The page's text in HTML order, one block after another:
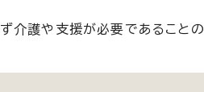
介護や支援が必要であること